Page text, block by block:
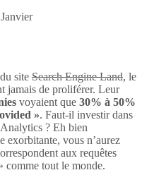
site Search Engine Land, le
jamais de proliférer. Leur
voyaient que 30% à 50%
». Faut-il investir dans
? Eh bien
exorbitante, vous n’aurez
aux requêtes
comme tout le monde.